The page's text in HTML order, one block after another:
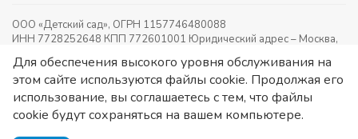
ООО «Детский сад», ОГРН 1157746480088
ИНН 7728252648 КПП 772601001 Юридический адрес – Москва,
ул. Подольских курсантов, д 3. стр 2. Помещение 1/3. Информация
о товарах носит справочный характер и не является публичной
офертой, определяемой Статьей 437 ГК РФ.Публичная
оферта.Игрушки в детский сад. Оснащение детских садов.
Для обеспечения высокого уровня обслуживания на
этом сайте используются файлы cookie. Продолжая его
использование, вы соглашаетесь с тем, что файлы
cookie будут сохраняться на вашем компьютере.